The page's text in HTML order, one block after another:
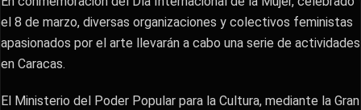
el 8 de marzo, diversas organizaciones y colectivos feministas
apasionados por el arte llevarán a cabo una serie de actividades
en Caracas.
El Ministerio del Poder Popular para la Cultura, mediante la Gran